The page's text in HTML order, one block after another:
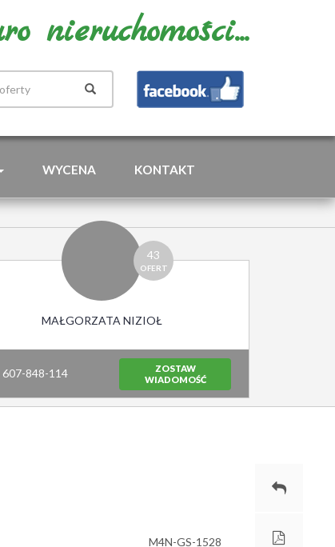
nieruchomości...
WYCENA KONTAKT
43
OFERT
MAŁGORZATA NIZIOŁ
607-848-114
ZOSTAW
WIADOMOŚĆ
M4N-GS-1528